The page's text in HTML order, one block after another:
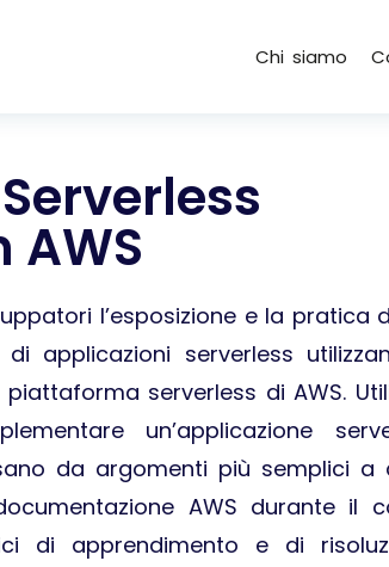
Chi siamo
AWS
l’esposizione e la pratica
applicazioni serverless
serverless di AWS.
un’applicazione
da argomenti più semplici a
AWS durante il
di apprendimento e di